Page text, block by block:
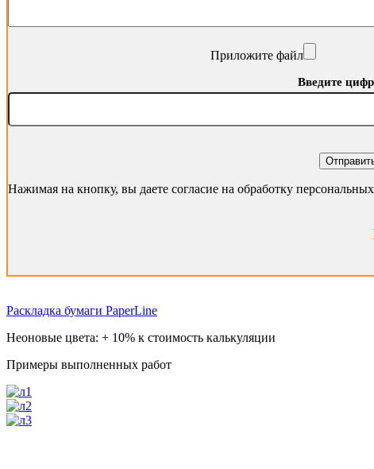
Приложите файл
Введите
Нажимая на кнопку, вы даете согласие на обработку
Раскладка бумаги PaperLine
Неоновые цвета: + 10% к стоимость калькуляции
Примеры выполненных работ